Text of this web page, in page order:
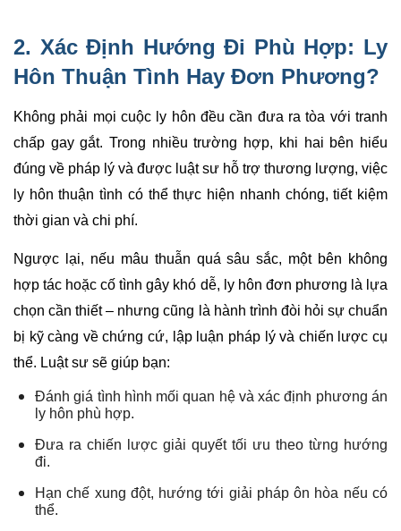
2. Xác Định Hướng Đi Phù Hợp: Ly
Hôn Thuận Tình Hay Đơn Phương?
Không phải mọi cuộc ly hôn đều cần đưa ra tòa với tranh
chấp gay gắt. Trong nhiều trường hợp, khi hai bên hiểu
đúng về pháp lý và được luật sư hỗ trợ thương lượng, việc
ly hôn thuận tình có thể thực hiện nhanh chóng, tiết kiệm
thời gian và chi phí.
Ngược lại, nếu mâu thuẫn quá sâu sắc, một bên không
hợp tác hoặc cố tình gây khó dễ, ly hôn đơn phương là lựa
chọn cần thiết – nhưng cũng là hành trình đòi hỏi sự chuẩn
bị kỹ càng về chứng cứ, lập luận pháp lý và chiến lược cụ
thể. Luật sư sẽ giúp bạn:
Đánh giá tình hình mối quan hệ và xác định phương án
ly hôn phù hợp.
Đưa ra chiến lược giải quyết tối ưu theo từng hướng
đi.
Hạn chế xung đột, hướng tới giải pháp ôn hòa nếu có
thể.